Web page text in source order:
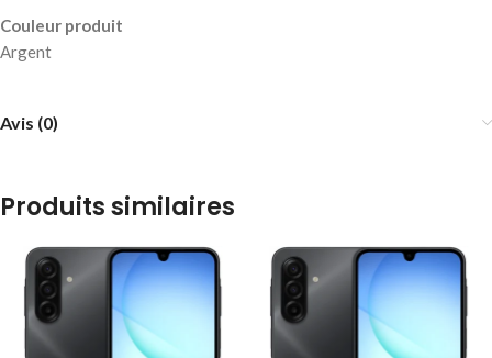
Couleur produit
Argent
Avis (0)
Produits similaires